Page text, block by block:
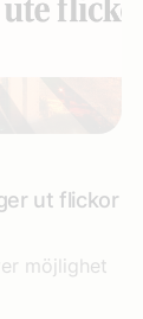
ut flickor
möjlighet